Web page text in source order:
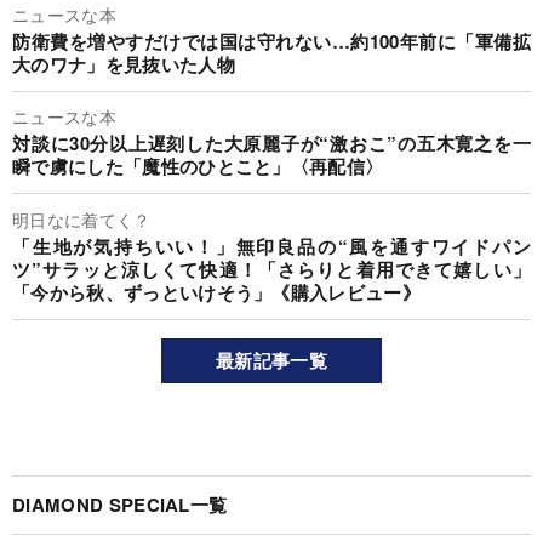
ニュースな本
防衛費を増やすだけでは国は守れない…約100年前に「軍備拡
大のワナ」を見抜いた人物
ニュースな本
対談に30分以上遅刻した大原麗子が“激おこ”の五木寛之を一
瞬で虜にした「魔性のひとこと」〈再配信〉
明日なに着てく？
「生地が気持ちいい！」無印良品の“風を通すワイドパン
ツ”サラッと涼しくて快適！「さらりと着用できて嬉しい」
「今から秋、ずっといけそう」《購入レビュー》
最新記事一覧
DIAMOND SPECIAL一覧